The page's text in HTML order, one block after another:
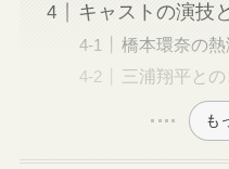
キャストの演技
橋本環奈の熱
三浦翔平と
も